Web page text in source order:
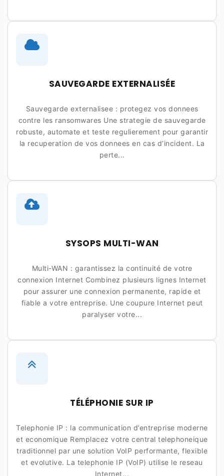
SAUVEGARDE EXTERNALISÉE
Sauvegarde externalisee : protegez vos donnees
contre les ransomwares Une strategie de sauvegarde
robuste, automate et teste regulierement pour garantir
la recuperation de vos donnees en cas d’incident. La
perte...
SYSOPS MULTI-WAN
Multi-WAN : garantissez la continuité de votre
connexion Internet Combinez plusieurs lignes Internet
pour assurer une connexion permanente, rapide et
fiable a votre entreprise. Une coupure Internet peut
paralyser votre...
TÉLÉPHONIE SUR IP
Telephonie IP : la communication d’entreprise moderne
et economique Remplacez votre central telephoneique
traditionnel par une solution VoIP performante, flexible
et evolutive. La telephonie IP (VoIP) utilise le reseau
Internet...